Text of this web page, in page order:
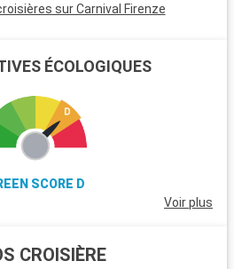
sur Carnival Firenze
ÉCOLOGIQUES
SCORE D
Voir plus
CROISIÈRE